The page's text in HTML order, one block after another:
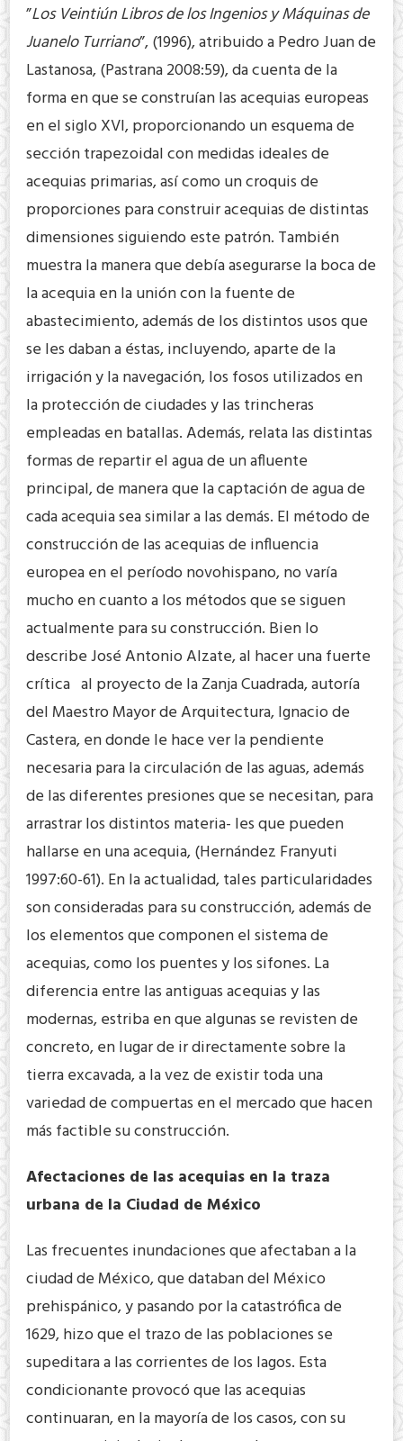
”Los Veintiún Libros de los Ingenios y Máquinas de
Juanelo Turriano”, (1996), atribuido a Pedro Juan de
Lastanosa, (Pastrana 2008:59), da cuenta de la
forma en que se construían las acequias europeas
en el siglo XVI, proporcionando un esquema de
sección trapezoidal con medidas ideales de
acequias primarias, así como un croquis de
proporciones para construir acequias de distintas
dimensiones siguiendo este patrón. También
muestra la manera que debía asegurarse la boca de
la acequia en la unión con la fuente de
abastecimiento, además de los distintos usos que
se les daban a éstas, incluyendo, aparte de la
irrigación y la navegación, los fosos utilizados en
la protección de ciudades y las trincheras
empleadas en batallas. Además, relata las distintas
formas de repartir el agua de un afluente
principal, de manera que la captación de agua de
cada acequia sea similar a las demás. El método de
construcción de las acequias de influencia
europea en el período novohispano, no varía
mucho en cuanto a los métodos que se siguen
actualmente para su construcción. Bien lo
describe José Antonio Alzate, al hacer una fuerte
crítica al proyecto de la Zanja Cuadrada, autoría
del Maestro Mayor de Arquitectura, Ignacio de
Castera, en donde le hace ver la pendiente
necesaria para la circulación de las aguas, además
de las diferentes presiones que se necesitan, para
arrastrar los distintos materia- les que pueden
hallarse en una acequia, (Hernández Franyuti
1997:60-61). En la actualidad, tales particularidades
son consideradas para su construcción, además de
los elementos que componen el sistema de
acequias, como los puentes y los sifones. La
diferencia entre las antiguas acequias y las
modernas, estriba en que algunas se revisten de
concreto, en lugar de ir directamente sobre la
tierra excavada, a la vez de existir toda una
variedad de compuertas en el mercado que hacen
más factible su construcción.
Afectaciones de las acequias en la traza
urbana de la Ciudad de México
Las frecuentes inundaciones que afectaban a la
ciudad de México, que databan del México
prehispánico, y pasando por la catastrófica de
1629, hizo que el trazo de las poblaciones se
supeditara a las corrientes de los lagos. Esta
condicionante provocó que las acequias
continuaran, en la mayoría de los casos, con su